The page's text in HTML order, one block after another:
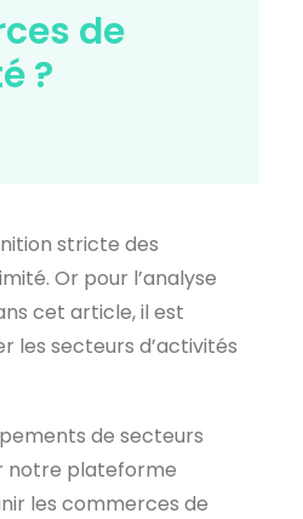
de
?
stricte des
Or pour l’analyse
cet article, il est
les secteurs d’activités
de secteurs
notre plateforme
les commerces de